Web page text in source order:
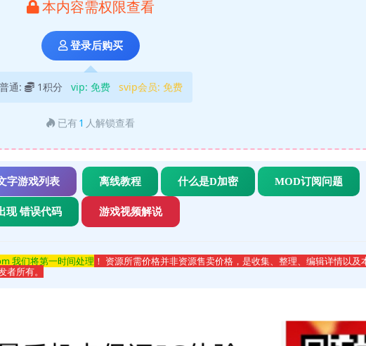
本内容需权限查看
登录后购买
普通: 1积分 vip: 免费 svip会员: 免费
已有 1 人解锁查看
字游戏列表 离线教程 什么是D加密 MOD订阅问题
现 错误代码 游戏视频解说
我们将第一时间处理 ！ 资源所需价格并非资源售卖价格，是收集、整理、编辑详情以及
所有。